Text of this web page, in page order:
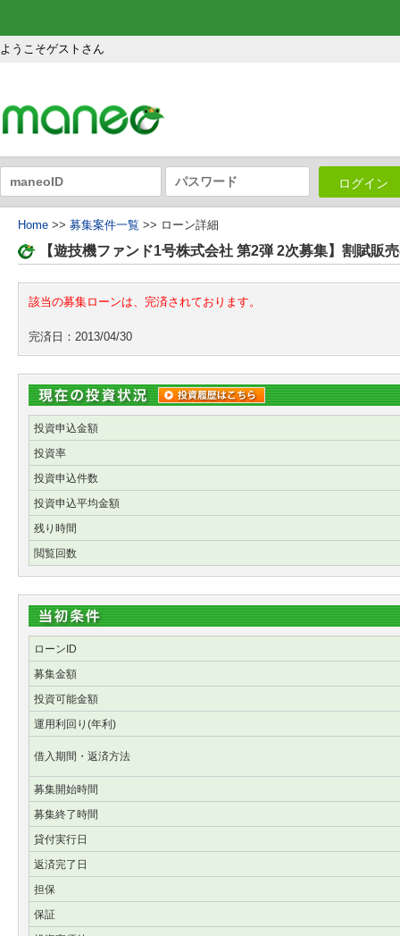
ようこそゲストさん
ログイン
Home >> 募集案件一覧 >> ローン詳細
【遊技機ファンド1号株式会社 第2弾 2次募集】割賦販
該当の募集ローンは、完済されております。
完済日：2013/04/30
投資申込金額
投資率
投資申込件数
投資申込平均金額
残り時間
閲覧回数
ローンID
募集金額
投資可能金額
運用利回り(年利)
借入期間・返済方法
募集開始時間
募集終了時間
貸付実行日
返済完了日
担保
保証